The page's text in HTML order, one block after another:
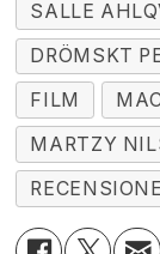
SALLE
DRÖMSKT
FILM
MARTZY